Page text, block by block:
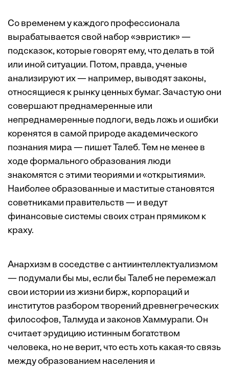
Со временем у каждого профессионала
вырабатывается свой набор «эвристик» —
подсказок, которые говорят ему, что делать в той
или иной ситуации. Потом, правда, ученые
анализируют их — например, выводят законы,
относящиеся к рынку ценных бумаг. Зачастую они
совершают преднамеренные или
непреднамеренные подлоги, ведь ложь и ошибки
коренятся в самой природе академического
познания мира — пишет Талеб. Тем не менее в
ходе формального образования люди
знакомятся с этими теориями и «открытиями».
Наиболее образованные и маститые становятся
советниками правительств — и ведут
финансовые системы своих стран прямиком к
краху.
Анархизм в соседстве с антиинтеллектуализмом
— подумали бы мы, если бы Талеб не перемежал
свои истории из жизни бирж, корпораций и
институтов разбором творений древнегреческих
философов, Талмуда и законов Хаммурапи. Он
считает эрудицию истинным богатством
человека, но не верит, что есть хоть какая-то связь
между образованием населения и